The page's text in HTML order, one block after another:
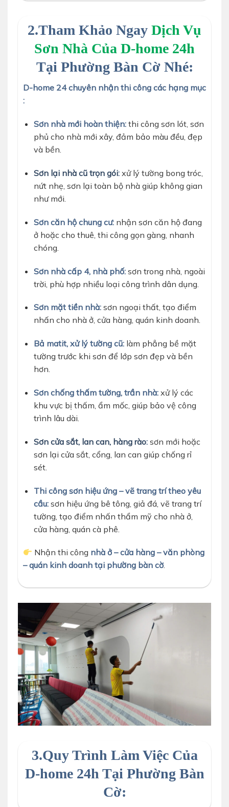
2.Tham Khảo Ngay Dịch Vụ
Sơn Nhà Của D-home 24h
Tại Phường Bàn Cờ Nhé:
D-home 24 chuyên nhận thi công các hạng mục
:
Sơn nhà mới hoàn thiện:thi công sơn lót, sơn
phủ cho nhà mới xây, đảm bảo màu đều, đẹp
và bền.
Sơn lại nhà cũ trọn gói:xử lý tường bong tróc,
nứt nhẹ, sơn lại toàn bộ nhà giúp không gian
như mới.
Sơn căn hộ chung cư:nhận sơn căn hộ đang
ở hoặc cho thuê, thi công gọn gàng, nhanh
chóng.
Sơn nhà cấp 4, nhà phố:sơn trong nhà, ngoài
trời, phù hợp nhiều loại công trình dân dụng.
Sơn mặt tiền nhà:sơn ngoại thất, tạo điểm
nhấn cho nhà ở, cửa hàng, quán kinh doanh.
Bả matit, xử lý tường cũ:làm phẳng bề mặt
tường trước khi sơn để lớp sơn đẹp và bền
hơn.
Sơn chống thấm tường, trần nhà:xử lý các
khu vực bị thấm, ẩm mốc, giúp bảo vệ công
trình lâu dài.
Sơn cửa sắt, lan can, hàng rào:sơn mới hoặc
sơn lại cửa sắt, cổng, lan can giúp chống rỉ
sét.
Thi công sơn hiệu ứng – vẽ trang trí theo yêu
cầu:sơn hiệu ứng bê tông, giả đá, vẽ trang trí
tường, tạo điểm nhấn thẩm mỹ cho nhà ở,
cửa hàng, quán cà phê.
Nhận thi công nhà ở – cửa hàng – văn phòng
– quán kinh doanh tại phường bàn cờ.
3.Quy Trình Làm Việc Của
D-home 24h Tại Phường Bàn
Cờ: